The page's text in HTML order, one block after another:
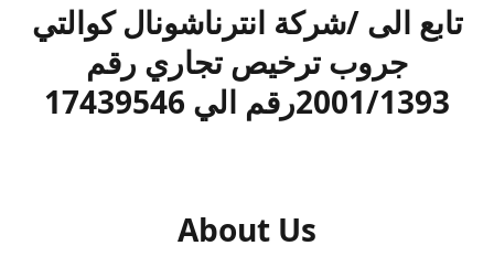
تابع الى /شركة انترناشونال كوالتي
جروب ترخيص تجاري رقم
2001/1393رقم الي 17439546
About Us